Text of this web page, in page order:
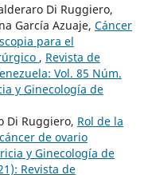
Di Ruggiero,
García Azuaje, Cáncer
para el
, Revista de
Vol. 85 Núm.
y Ginecología de
Di Ruggiero, Rol de la
de ovario
y Ginecología de
Revista de